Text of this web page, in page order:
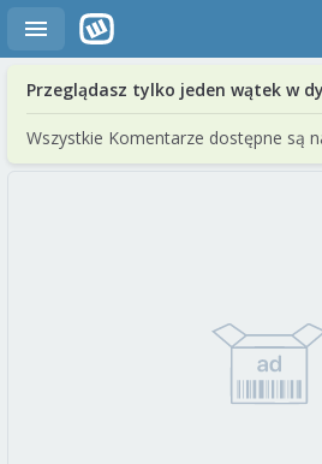
Przeglądasz tylko jeden wątek w
Wszystkie Komentarze dostępne są